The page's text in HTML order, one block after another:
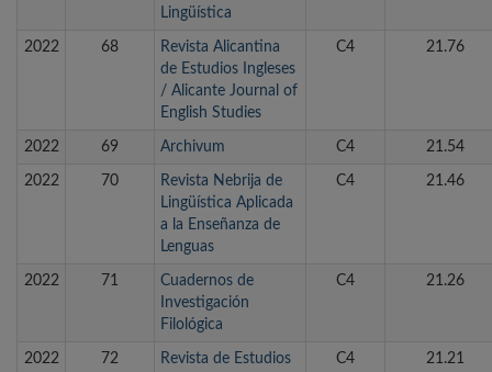
Lingüística
2022 68
Revista Alicantina
de Estudios Ingleses
/ Alicante Journal of
English Studies
C4 21.76
2022 69 Archivum C4 21.54
2022 70
Revista Nebrija de
Lingüística Aplicada
a la Enseñanza de
Lenguas
C4 21.46
2022 71
Cuadernos de
Investigación
Filológica
C4 21.26
2022 72
Revista de Estudios
C4 21.21